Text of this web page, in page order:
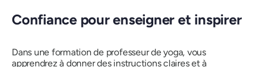
Confiance pour enseigner et inspirer
Dans une formation de professeur de yoga, vous
apprendrez à donner des instructions claires et à